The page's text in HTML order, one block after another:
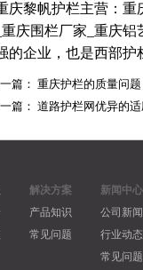
庆黎帆护栏主营： 重
重庆围栏厂家 重庆铝
的企业，也是西部护
篇： 重庆护栏的质量问题
篇： 道路护栏网优异的
解决方案
产品知识
常见问题
新闻中心
公司新闻
行业动态
常见问题